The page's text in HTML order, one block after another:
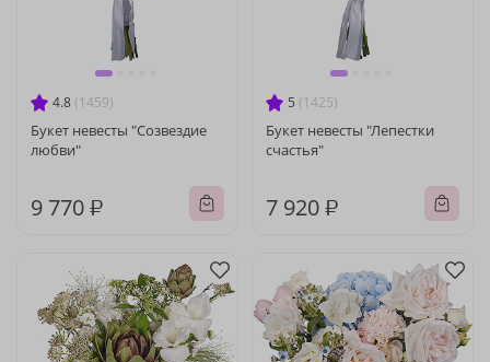
4.8 (1459)
Букет невесты "Созвездие
любви"
9 770 ₽
5 (1425)
Букет невесты "Лепестки
счастья"
7 920 ₽